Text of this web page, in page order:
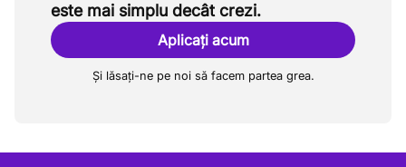
este mai simplu decât crezi.
Aplicați acum
Și lăsați-ne pe noi să facem partea grea.